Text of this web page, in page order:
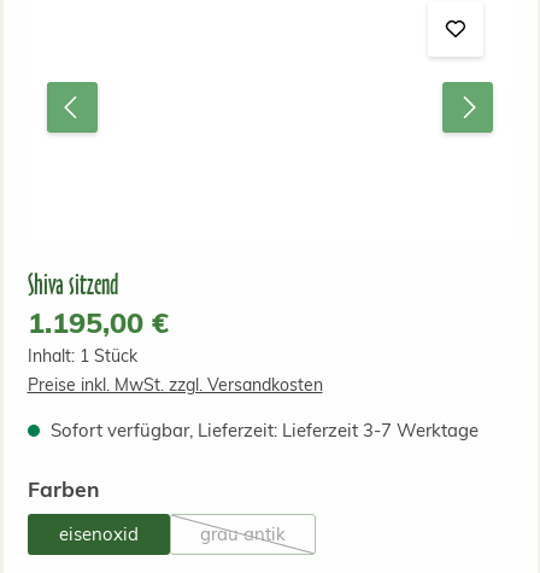
Shiva sitzend
Regulärer Preis:
1.195,00 €
Inhalt: 1 Stück
Preise inkl. MwSt. zzgl. Versandkosten
Sofort verfügbar, Lieferzeit: Lieferzeit 3-7 Werktage
Farbenauswählen
eisenoxid grau antik
(Diese Option ist zurzeit nicht verfügbar.)